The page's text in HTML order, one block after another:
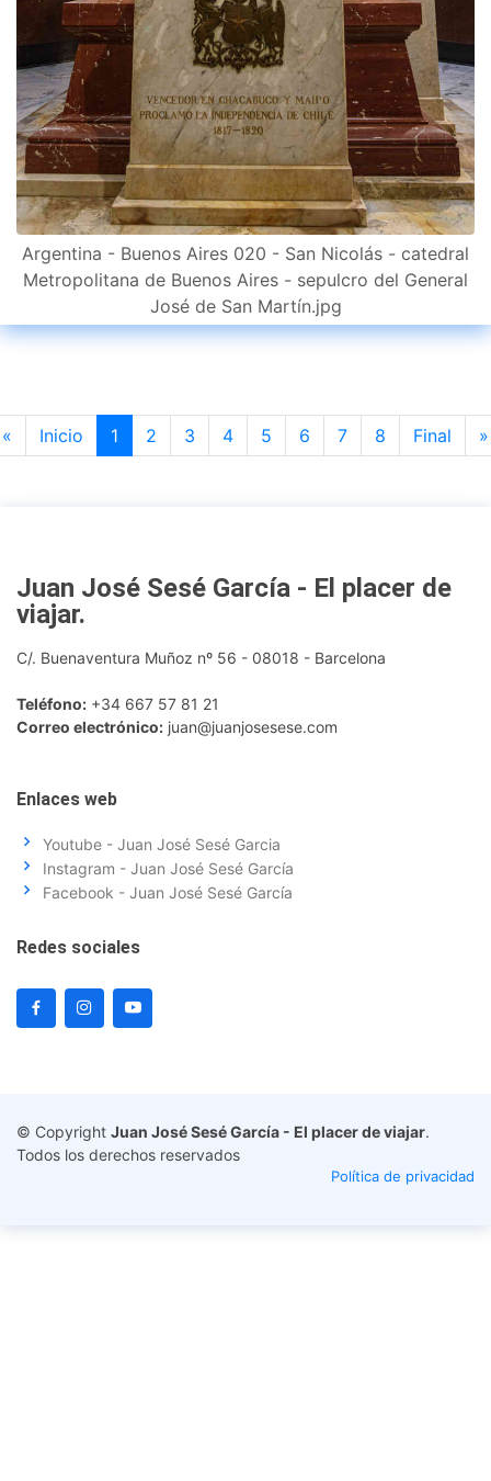
Argentina - Buenos Aires 020 - San Nicolás - catedral
Metropolitana de Buenos Aires - sepulcro del General
José de San Martín.jpg
« Previous
Inicio 1 2 3 4 5 6 7 8 Final »
Juan José Sesé García - El placer de
viajar.
C/. Buenaventura Muñoz nº 56 - 08018 - Barcelona
Teléfono: +34 667 57 81 21
Correo electrónico: juan@juanjosesese.com
Enlaces web
Youtube - Juan José Sesé Garcia
Instagram - Juan José Sesé García
Facebook - Juan José Sesé García
Redes sociales
© Copyright Juan José Sesé García - El placer de viajar.
Todos los derechos reservados
Política de privacidad